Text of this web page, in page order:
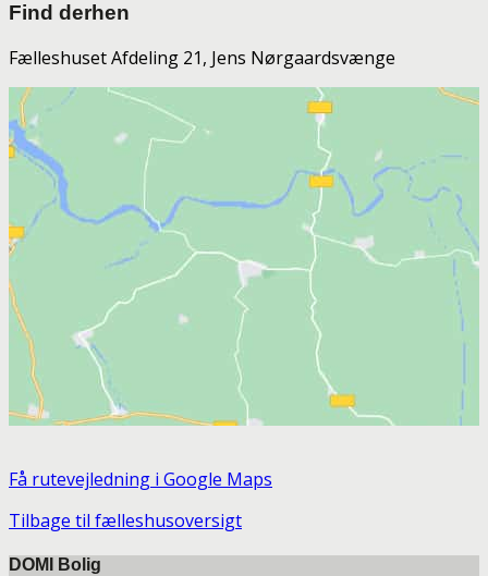
Find derhen
Fælleshuset Afdeling 21, Jens Nørgaardsvænge
Få rutevejledning i Google Maps
Tilbage til fælleshusoversigt
DOMI Bolig